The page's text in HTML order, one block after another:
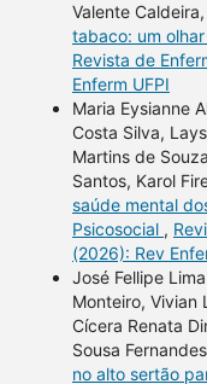
Valente Caldeira,
tabaco: um
Revista de
Enferm UFPI
Maria Eysianne
Costa Silva,
Martins de
Santos, Karol
saúde mental
Psicosocial ,
(2026): Rev
José Fellipe
Monteiro, Vivian
Cícera Renata
Sousa
no alto sertão